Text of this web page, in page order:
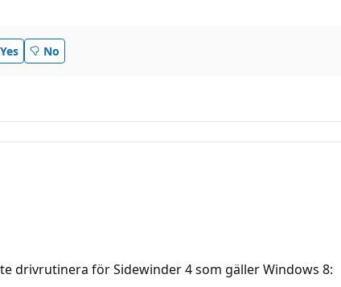
Yes No
drivrutinera för Sidewinder 4 som gäller Windows 8: